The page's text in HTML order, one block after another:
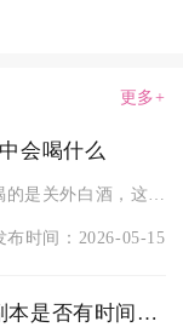
更多+
会喝什么
布时间：2026-05-15
全民奇迹的玛雅副本是否有时间限制